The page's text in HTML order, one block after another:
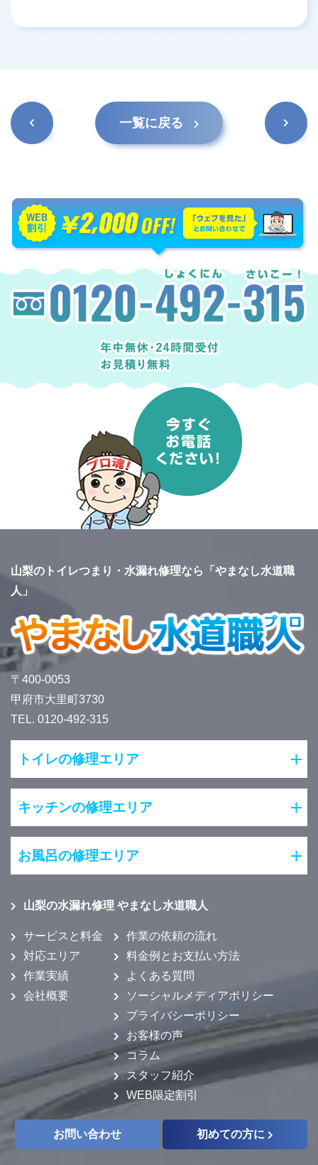
前の記
事
一覧に戻る
次の記
事
山梨のトイレつまり・水漏れ修理なら「やまなし水道職
人」
〒400-0053
甲府市大里町3730
TEL. 0120-492-315
トイレの修理エリア
キッチンの修理エリア
お風呂の修理エリア
山梨の水漏れ修理 やまなし水道職人
サービスと料金
対応エリア
作業実績
会社概要
作業の依頼の流れ
料金例とお支払い方法
よくある質問
ソーシャルメディアポリシー
プライバシーポリシー
お客様の声
コラム
スタッフ紹介
WEB限定割引
お問い合わせ 初めての方に